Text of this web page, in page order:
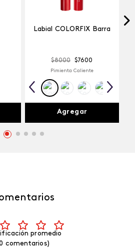
Labial COLORFIX Barra
$8000 $7600
Pimienta Caliente
Agregar
promedio
comentarios)